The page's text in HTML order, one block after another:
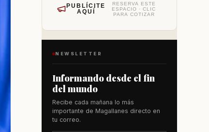
PUBLÍCITE
AQUÍ
RESERVA ESTE
ESPACIO · CLIC
PARA COTIZAR
NEWSLETTER
Informando desde el fin
del mundo
Recibe cada mañana lo más
importante de Magallanes directo en
tu correo.